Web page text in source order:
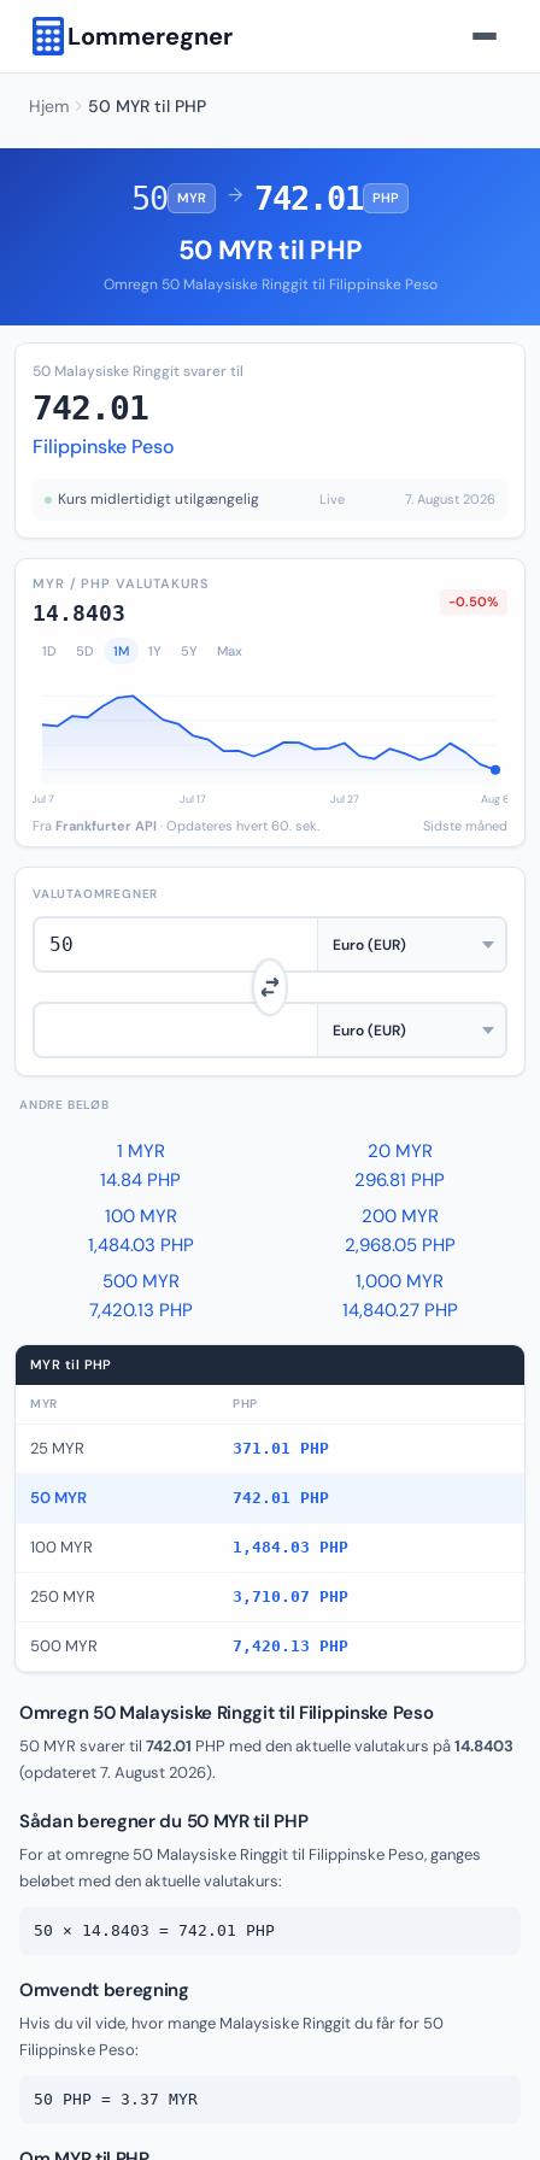
Lommeregner
Hjem 50 MYR til PHP
50 MYR → 742.01 PHP
50 MYR til PHP
Omregn 50 Malaysiske Ringgit til Filippinske Peso
50 Malaysiske Ringgit svarer til
742.01
Filippinske Peso
Kurs midlertidigt utilgængelig Live 7. August 2026
MYR / PHP VALUTAKURS
14.8403 -0.50%
1D 5D 1M 1Y 5Y Max
Fra Frankfurter API · Opdateres hvert 60. sek. Sidste måned
VALUTAOMREGNER
ANDRE BELØB
1 MYR
14.84 PHP
20 MYR
296.81 PHP
100 MYR
1,484.03 PHP
200 MYR
2,968.05 PHP
500 MYR
7,420.13 PHP
1,000 MYR
14,840.27 PHP
MYR til PHP
MYR PHP
25 MYR 371.01 PHP
50 MYR 742.01 PHP
100 MYR 1,484.03 PHP
250 MYR 3,710.07 PHP
500 MYR 7,420.13 PHP
Omregn 50 Malaysiske Ringgit til Filippinske Peso
50 MYR svarer til 742.01 PHP med den aktuelle valutakurs på14.8403
(opdateret7. August 2026).
Sådan beregner du 50 MYR til PHP
For at omregne 50 Malaysiske Ringgit til Filippinske Peso, ganges
beløbet med den aktuelle valutakurs:
50 × 14.8403 = 742.01 PHP
Omvendt beregning
Hvis du vil vide, hvor mange Malaysiske Ringgit du får for 50
Filippinske Peso:
50 PHP = 3.37 MYR